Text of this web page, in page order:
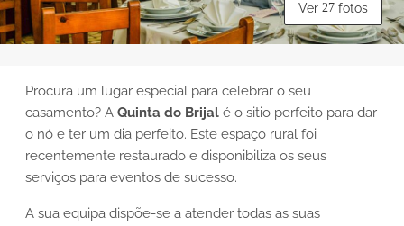
Ver 27 fotos
Procura um lugar especial para celebrar o seu
casamento? A Quinta do Brijal é o sitio perfeito para dar
o nó e ter um dia perfeito. Este espaço rural foi
recentemente restaurado e disponibiliza os seus
serviços para eventos de sucesso.
A sua equipa dispõe-se a atender todas as suas